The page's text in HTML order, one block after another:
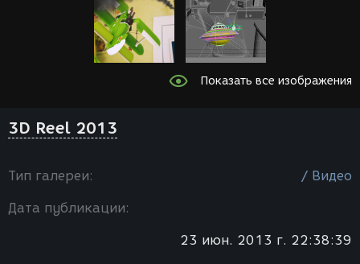
Показать все изображения
3D Reel 2013
Тип галереи: / Видео
Дата публикации:
23 июн. 2013 г. 22:38:39